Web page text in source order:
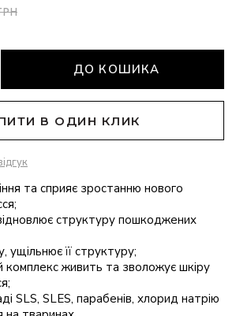
та сприяє зростанню нового
структуру пошкоджених
ущільнює її структуру;
комплекс живить та зволожує шкіру
SLS, SLES, парабенів, хлорид натрію
ДО КОШИКА
В ОДИН КЛИК